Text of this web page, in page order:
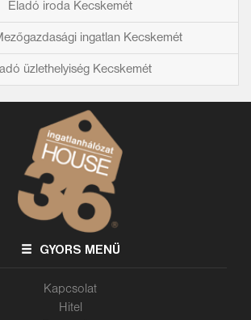
Eladó iroda Kecskemét
ingatlan Kecskemét
üzlethelyiség Kecskemét
GYORS MENÜ
Kapcsolat
Hitel